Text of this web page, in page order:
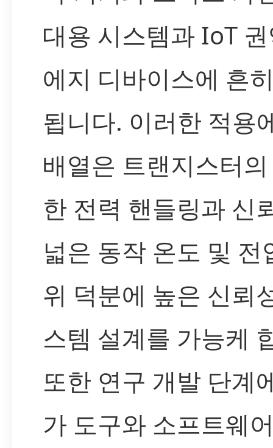
대용 시스템과 IoT
에지 디바이스에 흔
됩니다. 이러한 적용
배열은 트랜지스터
한 전력 핸들링과 신
넓은 동작 온도 및 전
위 덕분에 높은 신뢰
스템 설계를 가능케
또한 연구 개발 단계
가 도구와 소프트웨